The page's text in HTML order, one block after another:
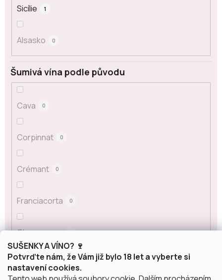
SUŠENKY A VÍNO? 🍷
Potvrďte nám, že Vám již bylo 18 let a vyberte si
nastavení cookies.
Sicílie 1
Alsasko 0
Šumivá vína podle původu
Cava 0
Corpinnat 0
Crémant 0
Franciacorta 0
Champagne 0
Prosecco